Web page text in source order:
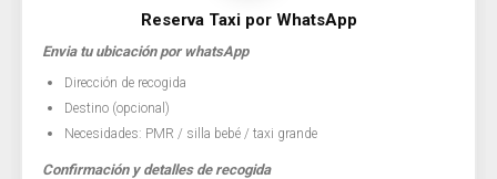
Reserva Taxi por WhatsApp
Envia tu ubicación por whatsApp
Dirección de recogida
Destino (opcional)
Necesidades: PMR / silla bebé / taxi grande
Confirmación y detalles de recogida